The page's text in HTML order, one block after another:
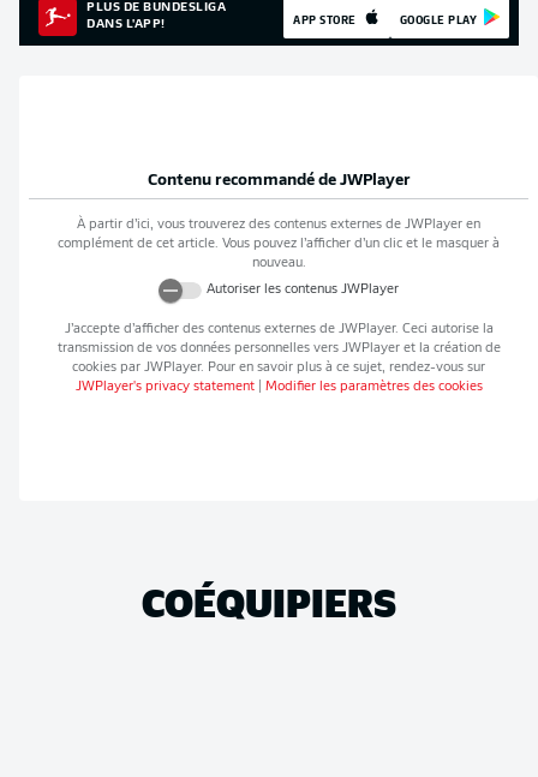
PLUS DE BUNDESLIGA
DANS L'APP!
APP STORE GOOGLE PLAY
Contenu recommandé de JWPlayer
À partir d’ici, vous trouverez des contenus externes de JWPlayer en
complément de cet article. Vous pouvez l’afficher d’un clic et le masquer à
nouveau.
Autoriser les contenus JWPlayer
J’accepte d’afficher des contenus externes de JWPlayer. Ceci autorise la
transmission de vos données personnelles vers JWPlayeret la création de
cookies par JWPlayer. Pour en savoir plus à ce sujet, rendez-vous sur
JWPlayer's privacy statement| Modifier les paramètres des cookies
COÉQUIPIERS